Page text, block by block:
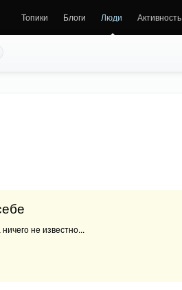
Топики Блоги Люди Активность
не известно...